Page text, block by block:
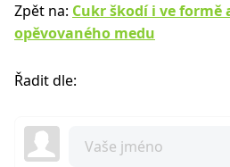
Zpět na: Cukr škodí i ve formě
opěvovaného medu
Řadit dle: